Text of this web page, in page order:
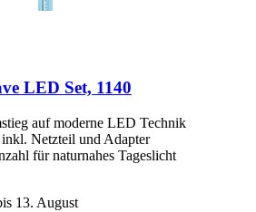
LED Set, 1140
auf moderne LED Technik
Netzteil und Adapter
für naturnahes Tageslicht
13. August